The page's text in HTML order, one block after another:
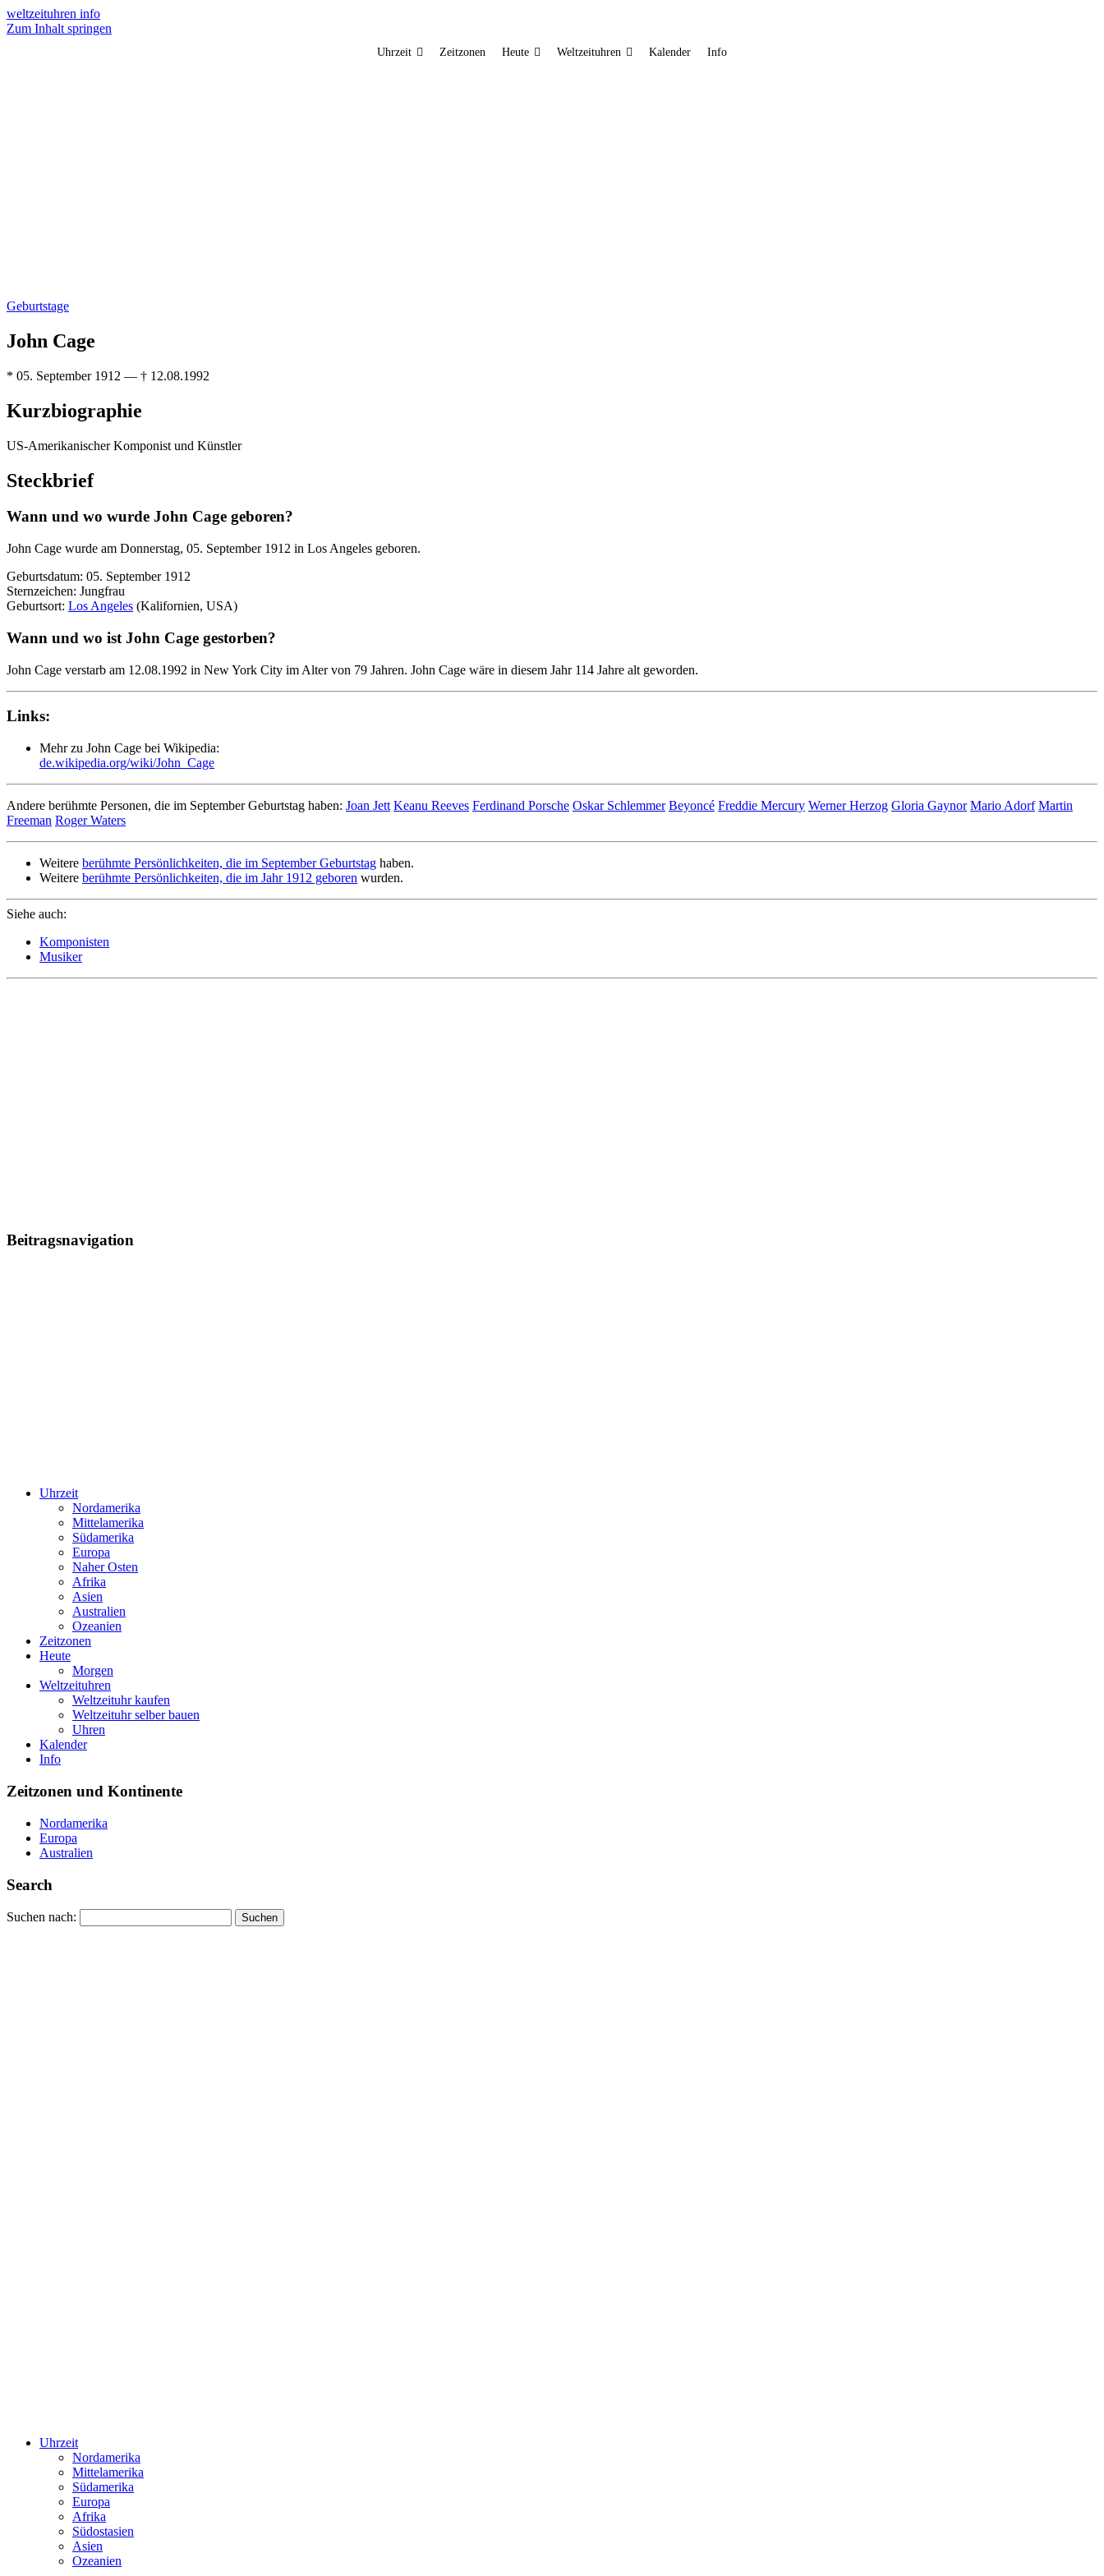
weltzeituhren info
Zum Inhalt springen
Uhrzeit Zeitzonen Heute Weltzeituhren Kalender Info
Geburtstage
John Cage
* 05. September 1912 — † 12.08.1992
Kurzbiographie
US-Amerikanischer Komponist und Künstler
Steckbrief
Wann und wo wurde John Cage geboren?
John Cage wurde am Donnerstag, 05. September 1912 in Los Angeles geboren.
Geburtsdatum: 05. September 1912
Sternzeichen: Jungfrau
Geburtsort: Los Angeles (Kalifornien, USA)
Wann und wo ist John Cage gestorben?
John Cage verstarb am 12.08.1992 in New York City im Alter von 79 Jahren. John Cage wäre in diesem Jahr 114 Jahre alt geworden.
Links:
Mehr zu John Cage bei Wikipedia:
de.wikipedia.org/wiki/John_Cage
Andere berühmte Personen, die im September Geburtstag haben: Joan Jett Keanu Reeves Ferdinand Porsche Oskar Schlemmer Beyoncé Freddie Mercury Werner Herzog Gloria Gaynor Mario Adorf Martin
Freeman Roger Waters
Weitere berühmte Persönlichkeiten, die im September Geburtstag haben.
Weitere berühmte Persönlichkeiten, die im Jahr 1912 geboren wurden.
Siehe auch:
Komponisten
Musiker
Beitragsnavigation
Uhrzeit
Nordamerika
Mittelamerika
Südamerika
Europa
Naher Osten
Afrika
Asien
Australien
Ozeanien
Zeitzonen
Heute
Morgen
Weltzeituhren
Weltzeituhr kaufen
Weltzeituhr selber bauen
Uhren
Kalender
Info
Zeitzonen und Kontinente
Nordamerika
Europa
Australien
Search
Suchen nach:
Uhrzeit
Nordamerika
Mittelamerika
Südamerika
Europa
Afrika
Südostasien
Asien
Ozeanien